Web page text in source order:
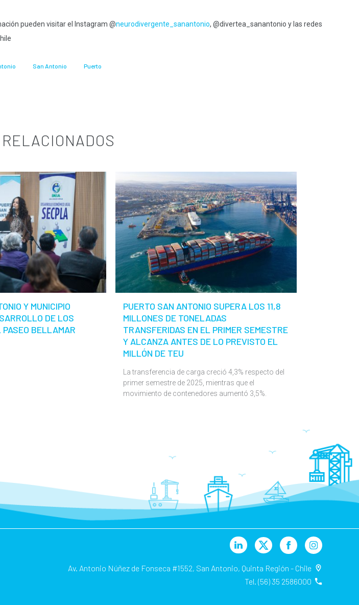
pueden visitar el Instagram @neurodivergente_sanantonio, @divertea_sanantonio y las redes
San Antonio Puerto
Y MUNICIPIO
DE LOS
BELLAMAR
PUERTO SAN ANTONIO SUPERA LOS 11,8
MILLONES DE TONELADAS
TRANSFERIDAS EN EL PRIMER SEMESTRE
Y ALCANZA ANTES DE LO PREVISTO EL
MILLÓN DE TEU
La transferencia de carga creció 4,3% respecto del
primer semestre de 2025, mientras que el
movimiento de contenedores aumentó 3,5%.
Av. Antonio Núñez de Fonseca #1552, San Antonio, Quinta Región - Chile
Tel. (56) 35 2586000